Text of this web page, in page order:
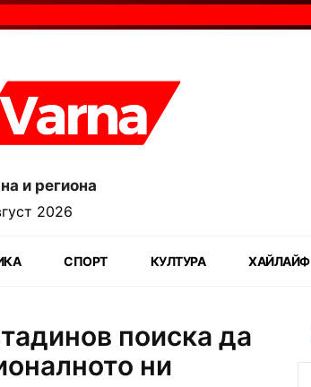
и региона
2026
СПОРТ КУЛТУРА ХАЙЛАЙФ
поиска да
ни